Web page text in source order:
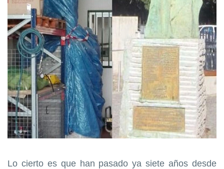
Lo cierto es que han pasado ya siete años desde